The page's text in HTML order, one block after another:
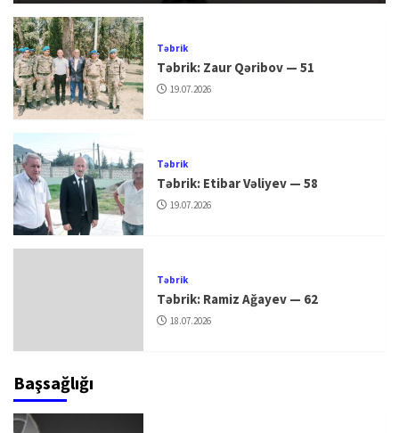
Təbrik
Təbrik: Zaur Qəribov — 51
19.07.2026
Təbrik
Təbrik: Etibar Vəliyev — 58
19.07.2026
Təbrik
Təbrik: Ramiz Ağayev — 62
18.07.2026
Başsağlığı